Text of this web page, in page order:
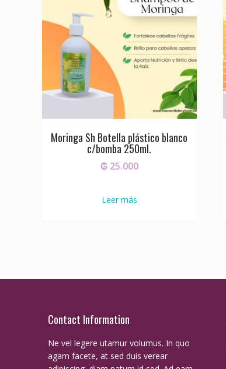
Moringa Sh Botella plástico blanco
c/bomba 250ml.
₲25.000
Leer más
Contact Information
Ne vel legere utamur volumus. In quo
agam facete, at sed duis verear